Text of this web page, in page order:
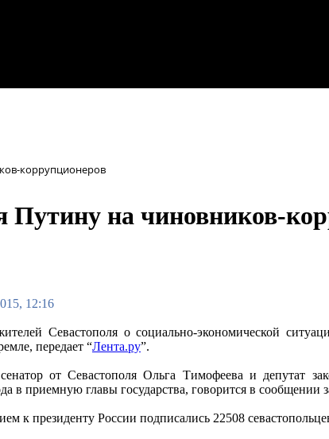
коррупционеров
на чиновников-
12:16
Севастополя о социально-экономической
передает “Лента.ру”.
от Севастополя Ольга Тимофеева и депутат
в приемную главы государства, говорится в сообщении
к президенту России подписались 22508